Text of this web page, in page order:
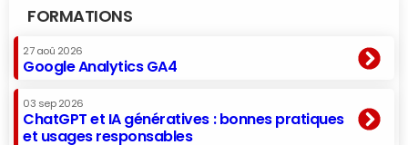
FORMATIONS
27 aoû 2026
Google Analytics GA4
03 sep 2026
ChatGPT et IA génératives : bonnes pratiques
et usages responsables